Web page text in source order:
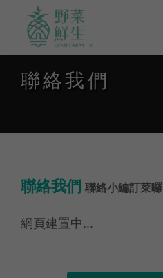
聯絡我們
聯絡我們 聯絡小編訂菜囉
網頁建置中...